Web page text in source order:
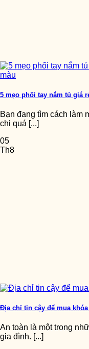
5 mẹo phối tay nắm tủ giá
Bạn đang tìm cách làm
chi quá [...]
05
Th8
Địa chỉ tin cậy để mua
An toàn là một trong
gia đình. [...]